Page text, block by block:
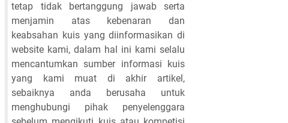
tetap tidak bertanggung jawab serta
menjamin atas kebenaran dan
keabsahan kuis yang diinformasikan di
website kami, dalam hal ini kami selalu
mencantumkan sumber informasi kuis
yang kami muat di akhir artikel,
sebaiknya anda berusaha untuk
menghubungi pihak penyelenggara